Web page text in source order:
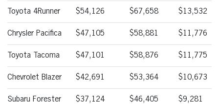
Toyota 4Runner $54,126 $67,658 $13,532
Chrysler Pacifica $47,105 $58,881 $11,776
Toyota Tacoma $47,101 $58,876 $11,775
Chevrolet Blazer $42,691 $53,364 $10,673
Subaru Forester $37,124 $46,405 $9,281